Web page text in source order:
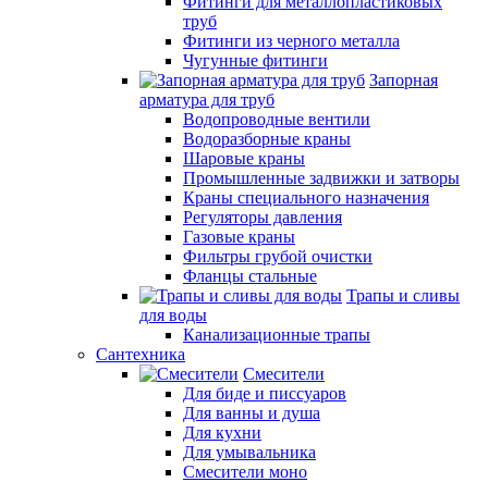
труб
Фитинги из черного металла
Чугунные фитинги
Запорная
арматура для труб
Водопроводные вентили
Водоразборные краны
Шаровые краны
Промышленные задвижки и затворы
Краны специального назначения
Регуляторы давления
Газовые краны
Фильтры грубой очистки
Фланцы стальные
Трапы и сливы
для воды
Канализационные трапы
Сантехника
Смесители
Для биде и писсуаров
Для ванны и душа
Для кухни
Для умывальника
Смесители моно